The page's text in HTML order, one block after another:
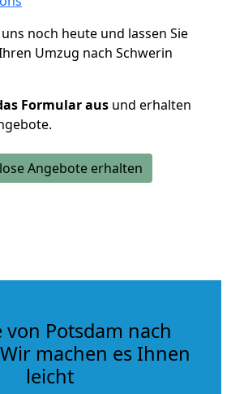
noch heute und lassen Sie
Umzug nach Schwerin
Formular aus und erhalten
Angebote erhalten
von Potsdam nach
machen es Ihnen
leicht